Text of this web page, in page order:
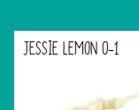
JESSIE LEMON 0-1